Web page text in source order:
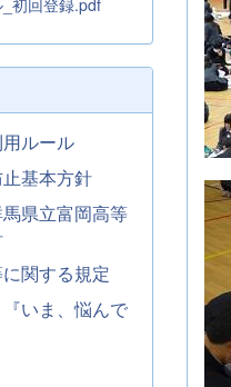
初回登録.pdf
ルール
基本方針
県立富岡高等
関する規定
いま、悩んで